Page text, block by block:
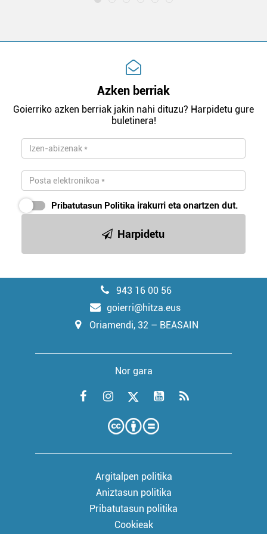
Azken berriak
Goierriko azken berriak jakin nahi dituzu? Harpidetu gure
buletinera!
Pribatutasun Politika irakurri eta onartzen dut.
Harpidetu
943 16 00 56
goierri@hitza.eus
Oriamendi, 32 – BEASAIN
Nor gara
Argitalpen politika
Aniztasun politika
Pribatutasun politika
Cookieak